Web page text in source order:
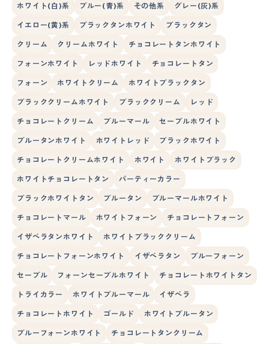
ホワイト(白)系 ブルー(青)系 その他系 グレー(灰)系
イエロー(黄)系 ブラックタンホワイト ブラックタン
クリーム クリームホワイト チョコレートタンホワイト
フォーンホワイト レッドホワイト チョコレートタン
フォーン ホワイトクリーム ホワイトブラックタン
ブラッククリームホワイト ブラッククリーム レッド
チョコレートクリーム ブルーマール セーブルホワイト
ブルータンホワイト ホワイトレッド ブラックホワイト
チョコレートクリームホワイト ホワイト ホワイトブラック
ホワイトチョコレートタン パーティーカラー
ブラックホワイトタン ブルータン ブルーマールホワイト
チョコレートマール ホワイトフォーン チョコレートフォーン
イザベラタンホワイト ホワイトブラッククリーム
チョコレートフォーンホワイト イザベラタン ブルーフォーン
セーブル フォーンセーブルホワイト チョコレートホワイトタン
トライカラー ホワイトブルーマール イザベラ
チョコレートホワイト ゴールド ホワイトブルータン
ブルーフォーンホワイト チョコレートタンクリーム